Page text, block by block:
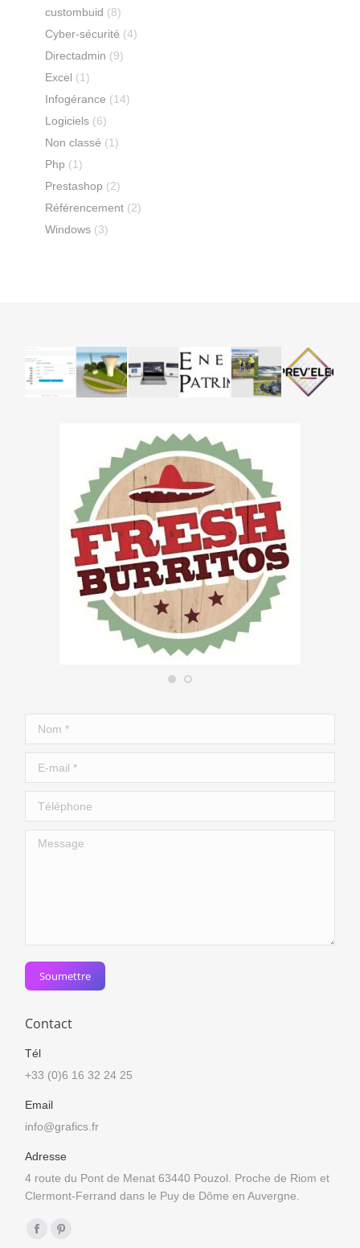
custombuid (8)
Cyber-sécurité (4)
Directadmin (9)
Excel (1)
Infogérance (14)
Logiciels (6)
Non classé (1)
Php (1)
Prestashop (2)
Référencement (2)
Windows (3)
Nom *
E-mail *
Téléphone
Message
Soumettre
Contact
Tél
+33 (0)6 16 32 24 25
Email
info@grafics.fr
Adresse
4 route du Pont de Menat 63440 Pouzol. Proche de Riom et
Clermont-Ferrand dans le Puy de Dôme en Auvergne.
Trouvez nous sur :
FacebookPinterest